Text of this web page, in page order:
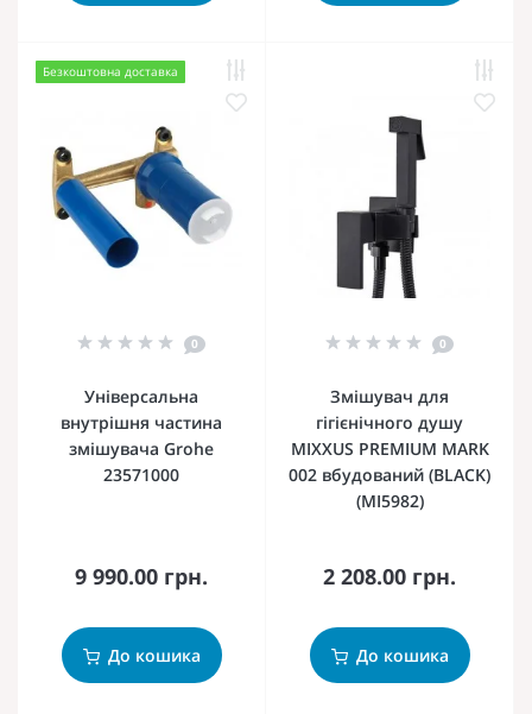
Безкоштовна доставка
0
Універсальна
внутрішня частина
змішувача Grohe
23571000
9 990.00 грн.
До кошика
0
Змішувач для
гігієнічного душу
MIXXUS PREMIUM MARK
002 вбудований (BLACK)
(MI5982)
2 208.00 грн.
До кошика